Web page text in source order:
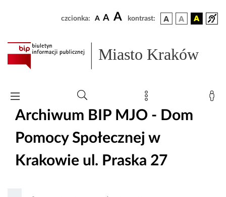
czcionka: A A A kontrast:
Miasto Kraków
Archiwum BIP MJO - Dom
Pomocy Społecznej w
Krakowie ul. Praska 27